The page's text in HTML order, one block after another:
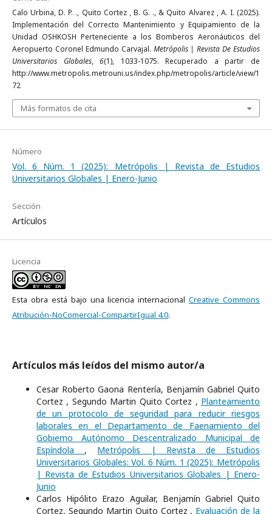
Calo Urbina, D. P. ., Quito Cortez , B. G. ., & Quito Alvarez , A. I. (2025).
Implementación del Correcto Mantenimiento y Equipamiento de la
Unidad OSHKOSH Perteneciente a los Bomberos Aeronáuticos del
Aeropuerto Coronel Edmundo Carvajal. Metrópolis | Revista De Estudios
Universitarios Globales,6(1), 1033-1075. Recuperado a partir de
http://www.metropolis.metrouni.us/index.php/metropolis/article/view/1
72
Más formatos de cita
Número
Vol. 6 Núm. 1 (2025): Metrópolis | Revista de Estudios
Universitarios Globales | Enero-Junio
Sección
Artículos
Licencia
Esta obra está bajo una licencia internacionalCreative Commons
Atribución-NoComercial-CompartirIgual 4.0.
Artículos más leídos del mismo autor/a
Cesar Roberto Gaona Rentería, Benjamín Gabriel Quito
Cortez , Segundo Martin Quito Cortez , Planteamiento
de un protocolo de seguridad para reducir riesgos
laborales en el Departamento de Faenamiento del
Gobierno Autónomo Descentralizado Municipal de
Espíndola , Metrópolis | Revista de Estudios
Universitarios Globales: Vol. 6 Núm. 1 (2025): Metrópolis
| Revista de Estudios Universitarios Globales | Enero-
Junio
Carlos Hipólito Erazo Aguilar, Benjamín Gabriel Quito
Cortez, Segundo Martin Quito Cortez , Evaluación de la